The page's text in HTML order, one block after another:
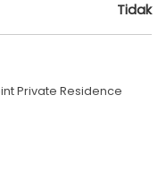
Tidak
Private Residence